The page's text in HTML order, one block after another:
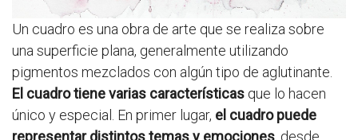
Un cuadro es una obra de arte que se realiza sobre
una superficie plana, generalmente utilizando
pigmentos mezclados con algún tipo de aglutinante.
El cuadro tiene varias características que lo hacen
único y especial. En primer lugar, el cuadro puede
representar distintos temas y emociones, desde